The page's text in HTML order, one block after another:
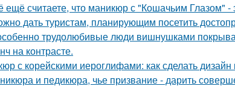
ещё считаете, что маникюр с "Кошачьим Глазом"
дать туристам, планирующим посетить
трудолюбивые люди вишнушками
на контрасте.
с корейскими иероглифами: как сделать дизайн
и педикюра, чье призвание - дарить